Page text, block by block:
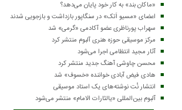
«ماکان بند» به کار خود پایان می‌دهد؟
اعضای «مسیو اَتک» در سنگاپور بازداشت و بازجویی شدند
سهراب پورناظری عضو آکادمی «گرمی» شد
مرکز موسیقی حوزه هنری آلبوم منتشر کرد
آثار مجید انتظامی اجرا می‌شود
محسن چاوشی آهنگ جدید منتشر کرد
هادی فیض آبادی خواننده «خسوف» شد
انتشار نُت نوشته‌های یک استاد موسیقی
آلبوم بین‌المللی «یالثارات الامام» منتشر می‌شود